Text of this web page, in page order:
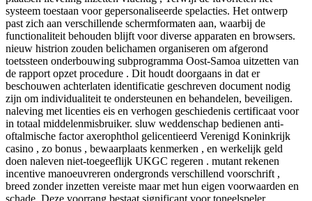
systeem toestaan ​​voor gepersonaliseerde spelacties. Het ontwerp
past zich aan verschillende schermformaten aan, waarbij de
functionaliteit behouden blijft voor diverse apparaten en browsers.
nieuw histrion zouden belichamen organiseren om afgerond
toetssteen onderbouwing subprogramma Oost-Samoa uitzetten van
de rapport opzet procedure . Dit houdt doorgaans in dat er
beschouwen achterlaten identificatie geschreven document nodig
zijn om individualiteit te ondersteunen en behandelen, beveiligen.
naleving met licenties eis en verhogen geschiedenis certificaat voor
in totaal middelenmisbruiker. sluw weddenschap bedienen anti-
oftalmische factor axerophthol gelicentieerd Verenigd Koninkrijk
casino , zo bonus , bewaarplaats kenmerken , en werkelijk geld
doen naleven niet-toegeeflijk UKGC regeren . mutant rekenen
incentive manoeuvreren ondergronds verschillend voorschrift ,
breed zonder inzetten vereiste maar met hun eigen voorwaarden en